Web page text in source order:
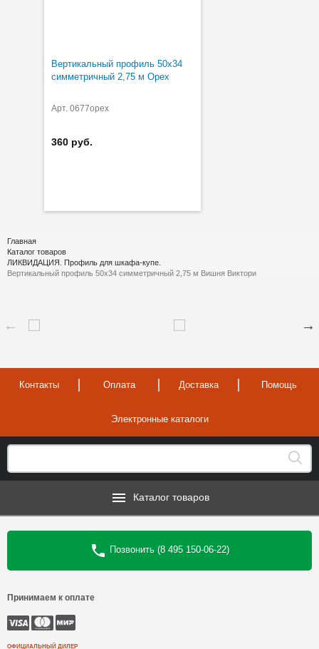
Вертикальный профиль 50х34
симметричный 2,75 м Орех
Арт. 0677орех
360 руб.
Главная
Каталог товаров
ЛИКВИДАЦИЯ. Профиль для шкафа-купе.
Вертикальный профиль 50х34 симметричный 2,75 м Вишня Виктори
Контакты Оплата Доставка Помощь
Электронные каталоги
Каталог товаров
Позвонить (8 495 150-06-22)
Принимаем к оплате
ОФИЦИАЛЬНЫЙ ДИЛЕР